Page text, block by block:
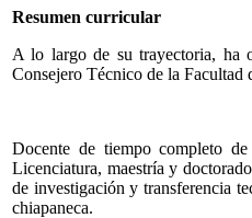
Resumen curricular
A lo largo de su trayectoria, ha
Consejero Técnico de la
Docente de tiempo completo
Licenciatura, maestría y
de investigación y transferencia
chiapaneca.